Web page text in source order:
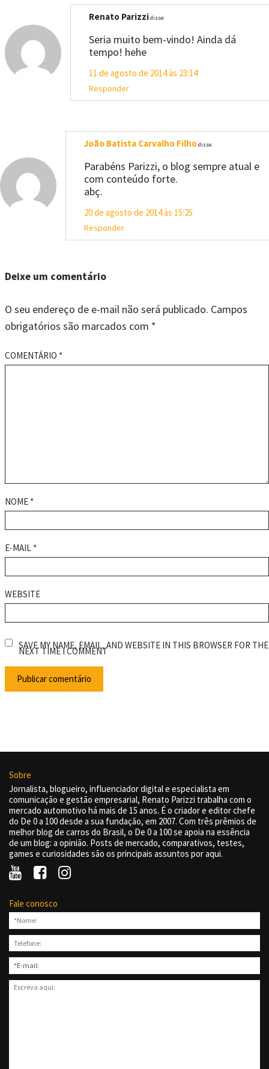
Renato Parizzidisse:
Seria muito bem-vindo! Ainda dá
tempo! hehe
11 de agosto de 2014 às 23:14
Responder
João Batista Carvalho Filhodisse:
Parabéns Parizzi, o blog sempre atual e
com conteúdo forte.
abç.
20 de agosto de 2014 às 15:25
Responder
Deixe um comentário
O seu endereço de e-mail não será publicado. Campos
obrigatórios são marcados com *
COMENTÁRIO *
NOME *
E-MAIL *
WEBSITE
SAVE MY NAME, EMAIL, AND WEBSITE IN THIS BROWSER FOR THE
NEXT TIME I COMMENT
Sobre
Jornalista, blogueiro, influenciador digital e especialista em
comunicação e gestão empresarial, Renato Parizzi trabalha com o
mercado automotivo há mais de 15 anos. É o criador e editor chefe
do De 0 a 100 desde a sua fundação, em 2007. Com três prêmios de
melhor blog de carros do Brasil, o De 0 a 100 se apoia na essência
de um blog: a opinião. Posts de mercado, comparativos, testes,
games e curiosidades são os principais assuntos por aqui.
Fale conosco